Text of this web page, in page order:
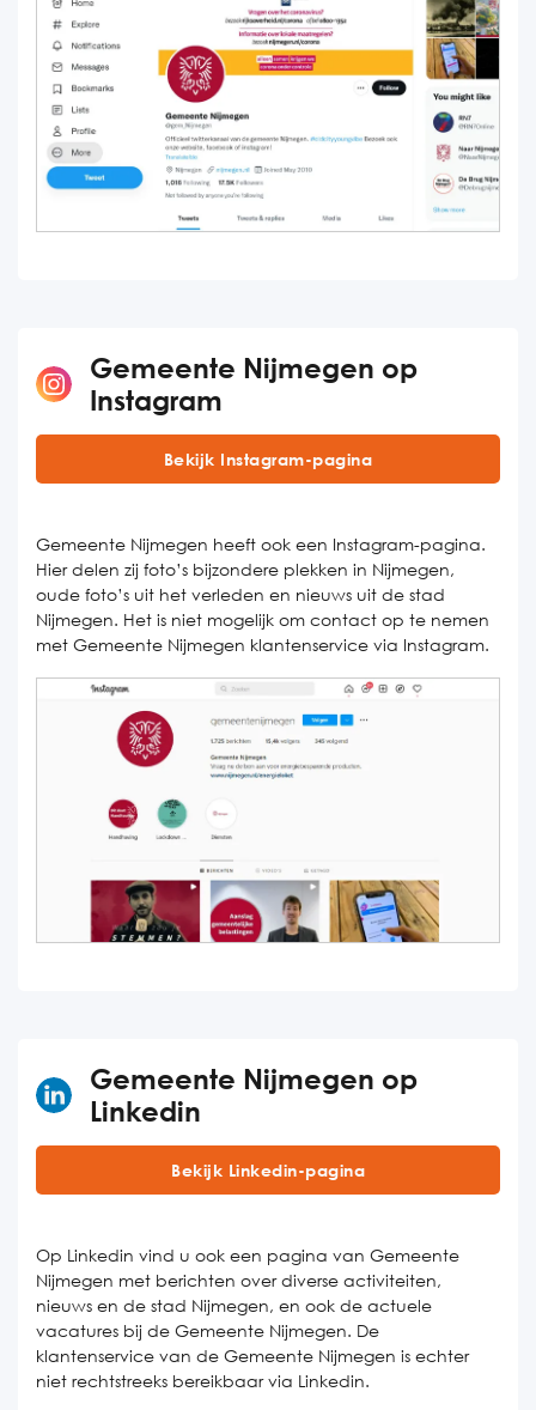
Gemeente Nijmegen op
Instagram
Bekijk Instagram-pagina
Gemeente Nijmegen heeft ook een Instagram-pagina.
Hier delen zij foto’s bijzondere plekken in Nijmegen,
oude foto’s uit het verleden en nieuws uit de stad
Nijmegen. Het is niet mogelijk om contact op te nemen
met Gemeente Nijmegen klantenservice via Instagram.
Gemeente Nijmegen op
Linkedin
Bekijk Linkedin-pagina
Op Linkedin vind u ook een pagina van Gemeente
Nijmegen met berichten over diverse activiteiten,
nieuws en de stad Nijmegen, en ook de actuele
vacatures bij de Gemeente Nijmegen. De
klantenservice van de Gemeente Nijmegen is echter
niet rechtstreeks bereikbaar via Linkedin.